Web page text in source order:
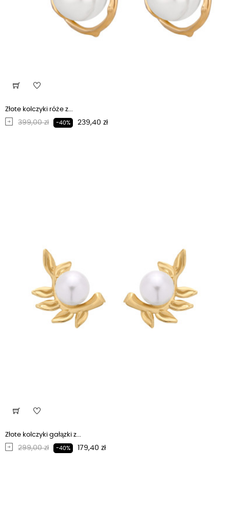
Złote kolczyki róże z...
Regularna cena
399,00 zł -40% Cena
239,40 zł
Złote kolczyki gałązki z...
Regularna cena
299,00 zł -40% Cena
179,40 zł